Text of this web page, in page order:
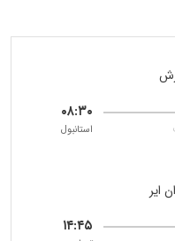
۰۸:۳۰
استانبول
ایر
۱۴:۴۵